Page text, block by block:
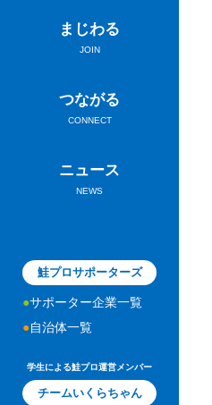
まじわる
JOIN
つながる
CONNECT
ニュース
NEWS
鮭プロサポーターズ
サポーター企業一覧
自治体一覧
学生による鮭プロ運営メンバー
チームいくらちゃん